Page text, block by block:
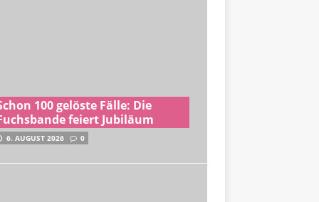
100 gelöste Fälle: Die
feiert Jubiläum
6. AUGUST 2026 0